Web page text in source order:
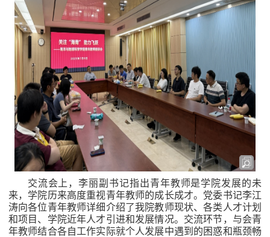
交流会上，李丽副书记指出青年教师是学院发展的未
来，学院历来高度重视青年教师的成长成才。党委书记李江
涛向各位青年教师详细介绍了我院教师现状、各类人才计划
和项目、学院近年人才引进和发展情况。交流环节， 与会青
年教师结合各自工作实际就个人发展中遇到的困惑和瓶颈畅